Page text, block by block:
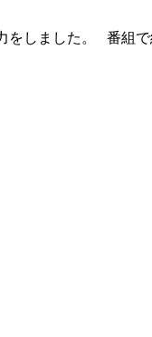
をしました。 番